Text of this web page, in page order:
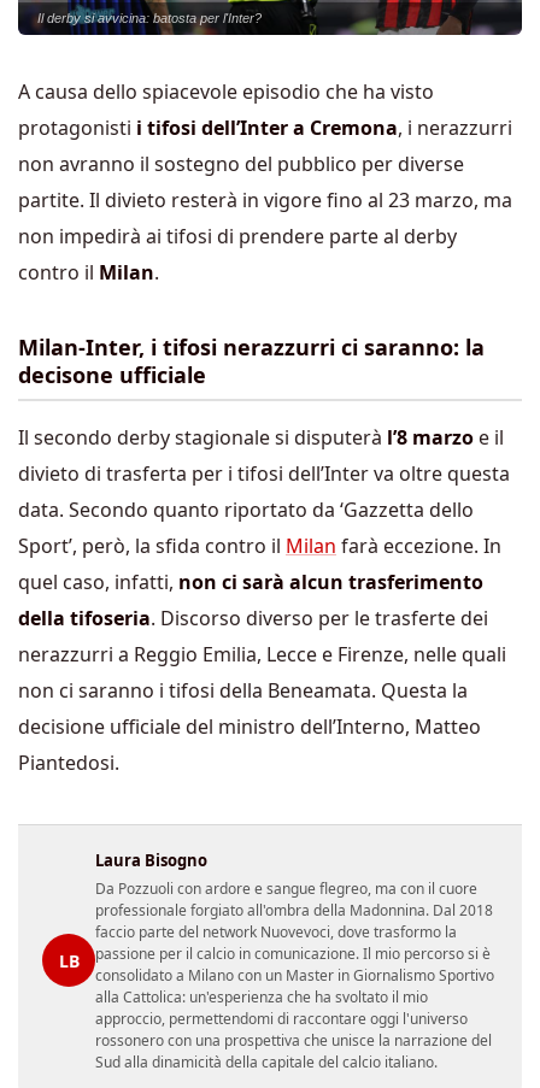
Il derby si avvicina: batosta per l'Inter?
A causa dello spiacevole episodio che ha visto
protagonisti i tifosi dell’Inter a Cremona, i nerazzurri
non avranno il sostegno del pubblico per diverse
partite. Il divieto resterà in vigore fino al 23 marzo, ma
non impedirà ai tifosi di prendere parte al derby
contro il Milan.
Milan-Inter, i tifosi nerazzurri ci saranno: la
decisone ufficiale
Il secondo derby stagionale si disputerà l’8 marzo e il
divieto di trasferta per i tifosi dell’Inter va oltre questa
data. Secondo quanto riportato da ‘Gazzetta dello
Sport’, però, la sfida contro il Milan farà eccezione. In
quel caso, infatti, non ci sarà alcun trasferimento
della tifoseria. Discorso diverso per le trasferte dei
nerazzurri a Reggio Emilia, Lecce e Firenze, nelle quali
non ci saranno i tifosi della Beneamata. Questa la
decisione ufficiale del ministro dell’Interno, Matteo
Piantedosi.
LB
Laura Bisogno
Da Pozzuoli con ardore e sangue flegreo, ma con il cuore
professionale forgiato all'ombra della Madonnina. Dal 2018
faccio parte del network Nuovevoci, dove trasformo la
passione per il calcio in comunicazione. Il mio percorso si è
consolidato a Milano con un Master in Giornalismo Sportivo
alla Cattolica: un'esperienza che ha svoltato il mio
approccio, permettendomi di raccontare oggi l'universo
rossonero con una prospettiva che unisce la narrazione del
Sud alla dinamicità della capitale del calcio italiano.